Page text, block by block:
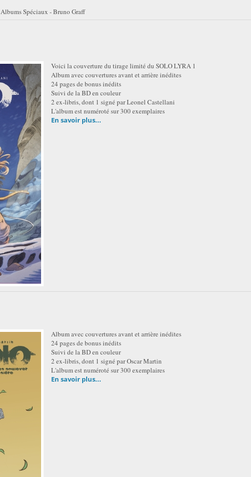
Albums Spéciaux - Bruno Graff
Voici la couverture du tirage limité du SOLO LYRA 1
Album avec couvertures avant et arrière inédites
24 pages de bonus inédits
Suivi de la BD en couleur
2 ex-libris, dont 1 signé par Leonel Castellani
L'album est numéroté sur 300 exemplaires
En savoir plus...
Album avec couvertures avant et arrière inédites
24 pages de bonus inédits
Suivi de la BD en couleur
2 ex-libris, dont 1 signé par Oscar Martin
L'album est numéroté sur 300 exemplaires
En savoir plus...